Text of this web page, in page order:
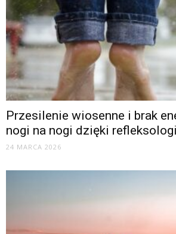
Przesilenie wiosenne i brak
nogi na nogi dzięki
24 MARCA 2026